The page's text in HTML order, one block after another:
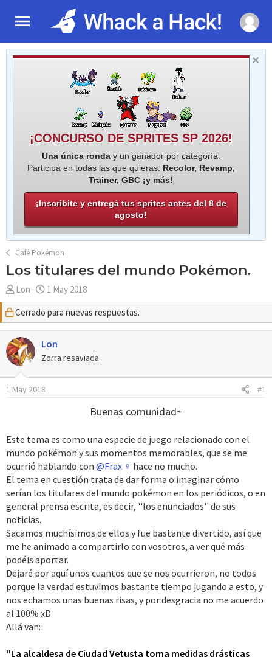
¡CONCURSO DE SPRITES SP 2026!
Una única ronday un ganador por categoría.
Participá en todas las que quieras: Recolor, Revamp,
Trainer, GBC ¡y más!
¡Inscribite y entregá tus sprites antes del 8 de
agosto!
Café Pokémon
Los titulares del mundo Pokémon.
A
u
t
o
r
Lon
F
e
c
h
a
i
o
1 May 2018
Cerrado para nuevas respuestas.
Lon
Zorra resaviada
1 May 2018 #1
Buenas comunidad~
Este tema es como una especie de juego relacionado con el
mundo pokémon y sus momentos memorables, que se me
ocurrió hablando con @Frax ♀ hace no mucho.
El tema en cuestión trata de dar forma o imaginar cómo
serían los titulares del mundo pokémon en los periódicos, o en
general prensa escrita, es decir, ''los enunciados'' de sus
noticias.
Sacamos muchísimos de ellos y fue bastante divertido, así que
me he animado a compartirlo con vosotros, a ver qué más
podéis aportar.
Dejaré por aquí unos cuantos que se nos ocurrieron, no todos
porque la verdad estuvimos bastante tiempo jugando a esto, y
nos echamos unas buenas risas, y por desgracia no me acuerdo
al 100% xD
Allá van:
''La alcaldesa de Ciudad Vetusta toma medidas drásticas